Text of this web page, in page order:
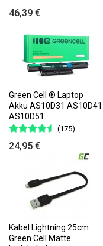
46,39 €
Green Cell ® Laptop
Akku AS10D31 AS10D41
AS10D51..
(175)
24,95 €
Kabel Lightning 25cm
Green Cell Matte